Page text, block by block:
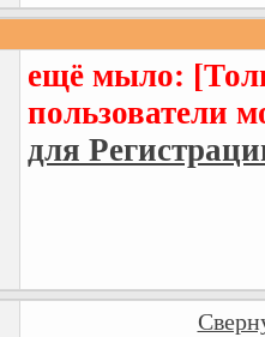
eщё мыло:
пользователи
для